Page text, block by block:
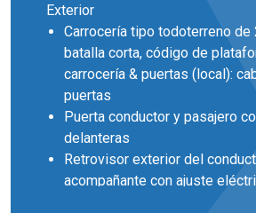
Exterior
Carrocería tipo todoterreno de
batalla corta, código de
carrocería & puertas (local):
puertas
Puerta conductor y pasajero
delanteras
Retrovisor exterior del
acompañante con ajuste